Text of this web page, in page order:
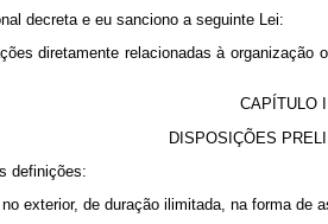
decreta e eu sanciono a seguinte Lei:
diretamente relacionadas à
CAPÍTULO I
DISPOSIÇÕES
definições:
exterior, de duração ilimitada, na forma de